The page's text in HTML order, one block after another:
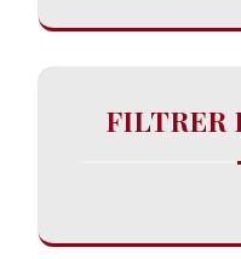
FILTRER